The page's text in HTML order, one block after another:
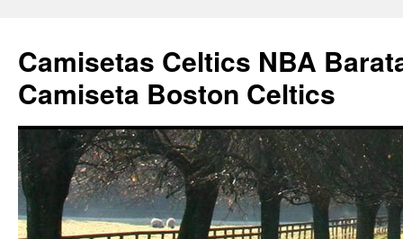
Camisetas Celtics NBA
Camiseta Boston Celtics